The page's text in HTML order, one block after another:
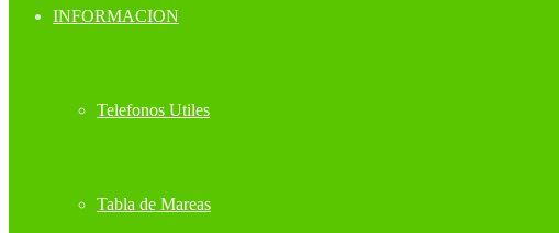
INFORMACION
Telefonos Utiles
Tabla de Mareas